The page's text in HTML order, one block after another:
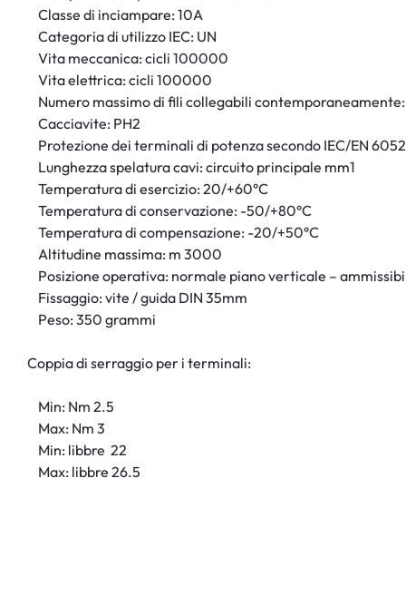
Classe di inciampare: 10A
Categoria di utilizzo IEC: UN
Vita meccanica: cicli 100000
Vita elettrica: cicli 100000
Numero massimo di fili collegabili contemporaneamente:
Cacciavite: PH2
Protezione dei terminali di potenza secondo IEC/EN
Lunghezza spelatura cavi: circuito principale mm1
Temperatura di esercizio: 20/+60°C
Temperatura di conservazione: -50/+80°C
Temperatura di compensazione: -20/+50°C
Altitudine massima: m 3000
Posizione operativa: normale piano verticale –
Fissaggio: vite / guida DIN 35mm
Peso: 350 grammi
Coppia di serraggio per i terminali:
Min: Nm 2.5
Max: Nm 3
Min: libbre 22
Max: libbre 26.5